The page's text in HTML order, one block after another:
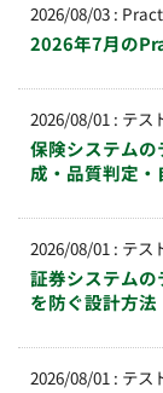
2026/08/03 :
2026年7月の
2026/08/01 : テス
保険システム
成・品質判定
2026/08/01 : テス
証券システム
を防ぐ設計方法
2026/08/01 : テス